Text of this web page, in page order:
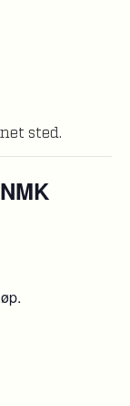
sted.